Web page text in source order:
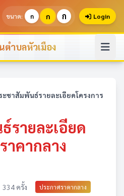
ขนาด: ก ก ก Login
ตำบลหัวเมือง
ะชาสัมพันธ์รายละเอียดโครงการ
รายละเอียด
าคากลาง
334 ครั้ง ประกาศราคากลาง